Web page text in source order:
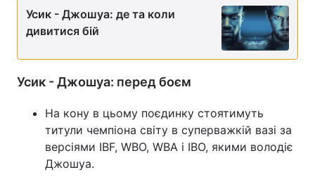
Усик - Джошуа: де та коли
дивитися бій
Усик - Джошуа: перед боєм
На кону в цьому поєдинку стоятимуть
титули чемпіона світу в суперважкій вазі за
версіями IBF, WBO, WBA і IBO, якими володіє
Джошуа.